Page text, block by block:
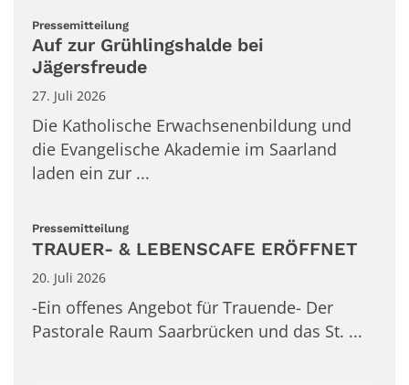
Pressemitteilung:
Auf zur Grühlingshalde bei
Jägersfreude
27. Juli 2026
Die Katholische Erwachsenenbildung und
die Evangelische Akademie im Saarland
laden ein zur ...
Pressemitteilung:
TRAUER- & LEBENSCAFE ERÖFFNET
20. Juli 2026
-Ein offenes Angebot für Trauende- Der
Pastorale Raum Saarbrücken und das St. ...